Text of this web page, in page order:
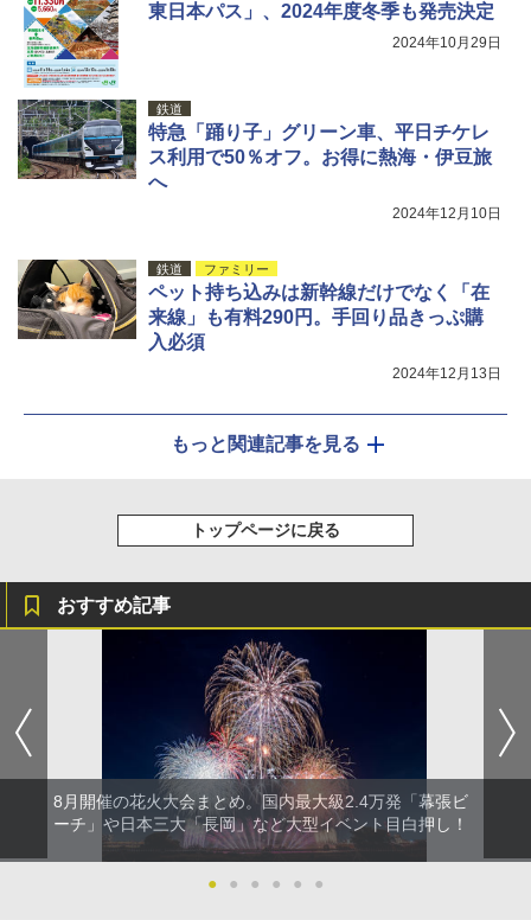
東日本パス」、2024年度冬季も発売決定
2024年10月29日
鉄道
特急「踊り子」グリーン車、平日チケレ
ス利用で50％オフ。お得に熱海・伊豆旅
へ
2024年12月10日
鉄道 ファミリー
ペット持ち込みは新幹線だけでなく「在
来線」も有料290円。手回り品きっぷ購
入必須
2024年12月13日
もっと関連記事を見る
トップページに戻る
おすすめ記事
8月開催の花火大会まとめ。国内最大級2.4万発「幕張ビ
ーチ」や日本三大「長岡」など大型イベント目白押し！
● ● ● ● ● ●